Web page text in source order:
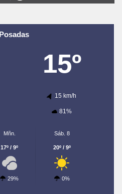
Posadas
15º
15 km/h
81%
Mñn.
17º / 9º
29%
Sáb. 8
20º / 9º
0%